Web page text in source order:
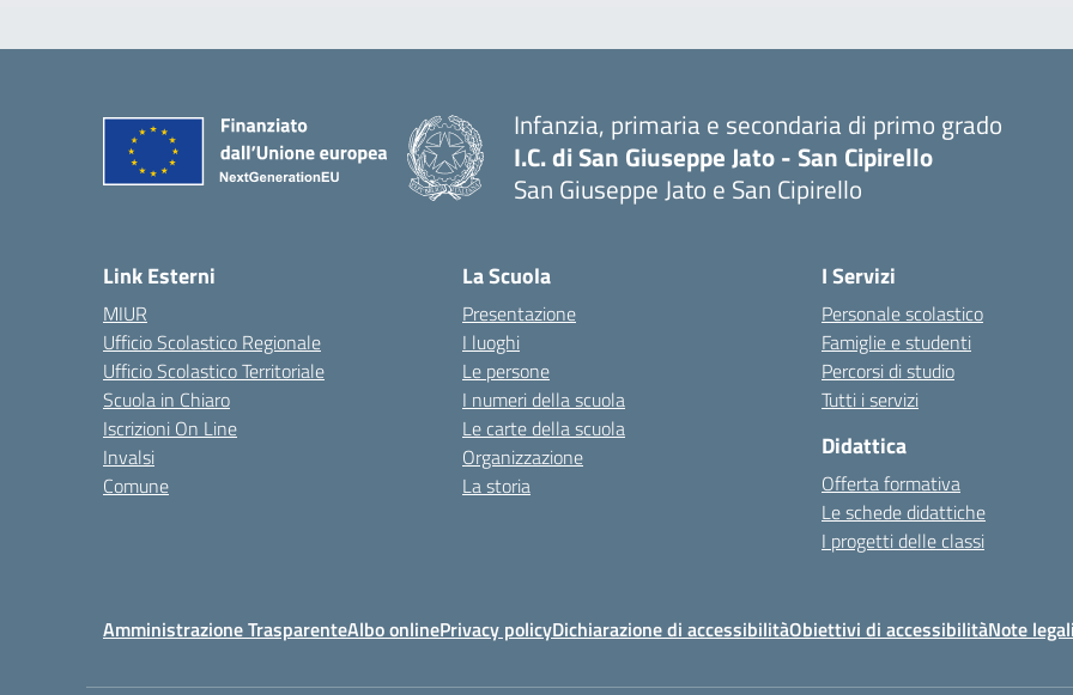
Infanzia, primaria e secondaria di primo grado
I.C. di San Giuseppe Jato - San Cipirello
San Giuseppe Jato e San Cipirello
Link Esterni
MIUR
Ufficio Scolastico Regionale
Ufficio Scolastico Territoriale
Scuola in Chiaro
Iscrizioni On Line
Invalsi
Comune
La Scuola
Presentazione
I luoghi
Le persone
I numeri della scuola
Le carte della scuola
Organizzazione
La storia
I Servizi
Personale scolastico
Famiglie e studenti
Percorsi di studio
Tutti i servizi
Didattica
Offerta formativa
Le schede didattiche
I progetti delle classi
Amministrazione TrasparenteAlbo onlinePrivacy policyDichiarazione di accessibilitàObiettivi di accessibilitàNote